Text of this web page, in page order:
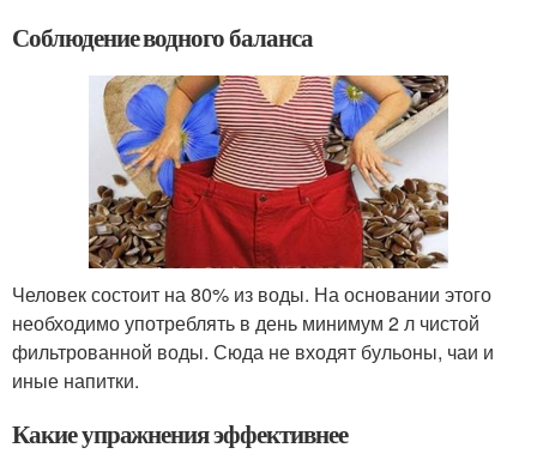
Соблюдение водного баланса
Человек состоит на 80% из воды. На основании этого
необходимо употреблять в день минимум 2 л чистой
фильтрованной воды. Сюда не входят бульоны, чаи и
иные напитки.
Какие упражнения эффективнее